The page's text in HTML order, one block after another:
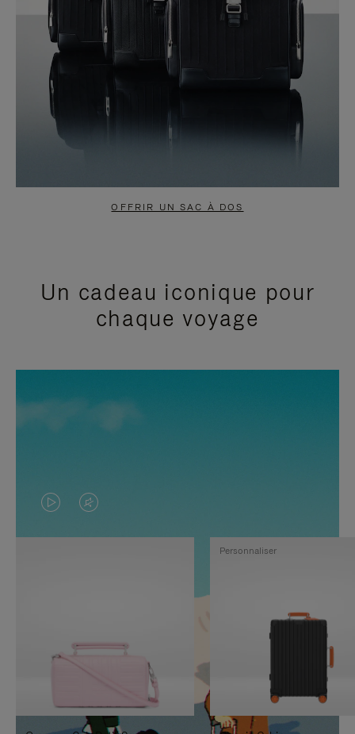
OFFRIR UN SAC À DOS
Un cadeau iconique pour
chaque voyage
LA
VIDÉO
PAUSE,
APPUYEZ
SUR
LE
SON
DÉSACTIVÉ.
VEUILLEZ
Personnaliser